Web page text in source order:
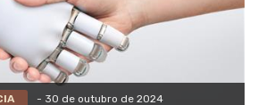
- 30 de outubro de 2024